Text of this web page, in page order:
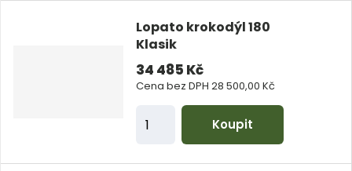
t
n
i
t
p
Lopato krokodýl 180
Klasik
34 485 Kč
Cena bez DPH 28 500,00 Kč
ě
Koupit